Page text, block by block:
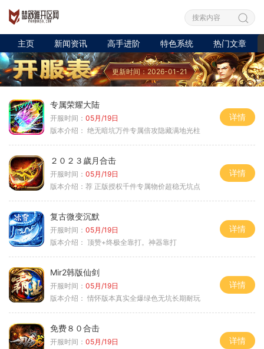
主页 新闻资讯 高手进阶 特色系统 热门文章
更新时间：2026-01-21
专属荣耀大陆
开服时间： 05月/19日
版本介绍： 绝无暗坑万件专属倍攻隐藏满地光柱
详情
２０２３歲月合击
开服时间： 05月/19日
版本介绍： 荐 正版授权千件专属物价超稳无坑点
详情
复古微变沉默
开服时间： 05月/19日
版本介绍： 顶赞+终极全靠打。神器靠打
详情
Mir2韩版仙剑
开服时间： 05月/19日
版本介绍： 情怀版本真实全爆绿色无坑长期耐玩
详情
免费８０合击
开服时间： 05月/19日
详情